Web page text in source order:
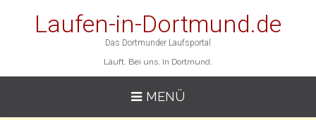
Laufen-in-Dortmund.de
Das Dortmunder Laufsportal
Läuft. Bei uns. In Dortmund.
MENÜ